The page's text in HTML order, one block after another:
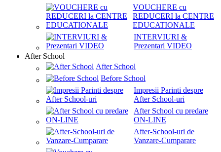
VOUCHERE cu
REDUCERI la CENTRE
EDUCATIONALE
INTERVIURI &
Prezentari VIDEO
After School
After School
Before School
Impresii Parinti despre
After School-uri
After School cu predare
ON-LINE
After-School-uri de
Vanzare-Cumparare